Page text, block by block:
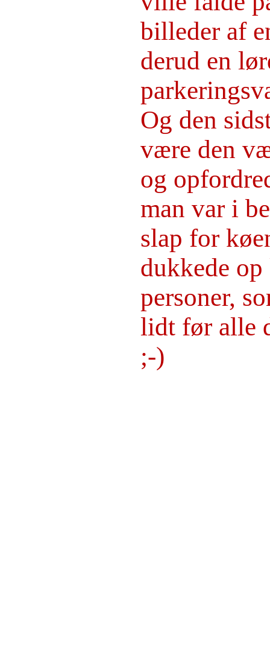
billeder af
derud en
Og den
være den
og
man var i
slap for
dukkede
personer,
lidt før alle
;-)